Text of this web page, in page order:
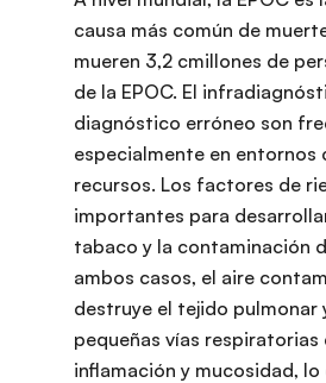
causa más común de
mueren 3,2 cmillones de
de la EPOC. El
diagnóstico erróneo son
especialmente en entornos
recursos. Los factores de
importantes para
tabaco y la contaminación
ambos casos, el aire
destruye el tejido pulmonar
pequeñas vías respiratorias
inflamación y mucosidad,